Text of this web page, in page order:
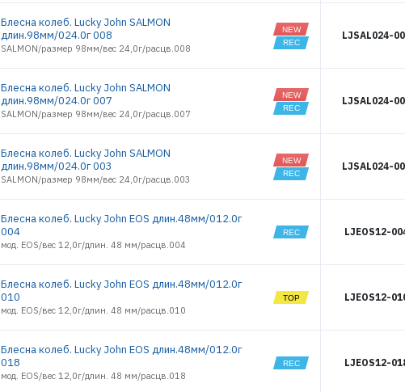
2540
2541
2544
2545
2548
2549
2552
2556
2559
2560
Блесна колеб. Lucky John SALMON
длин.98мм/024.0г 008
SALMON/размер 98мм/вес 24,0г/расцв.008
LJSAL024-
Блесна колеб. Lucky John SALMON
длин.98мм/024.0г 007
SALMON/размер 98мм/вес 24,0г/расцв.007
LJSAL024-
Блесна колеб. Lucky John SALMON
длин.98мм/024.0г 003
SALMON/размер 98мм/вес 24,0г/расцв.003
LJSAL024-
Блесна колеб. Lucky John EOS длин.48мм/012.0г
004
мод. EOS/вес 12,0г/длин. 48 мм/расцв.004
LJEOS12-
Блесна колеб. Lucky John EOS длин.48мм/012.0г
010
мод. EOS/вес 12,0г/длин. 48 мм/расцв.010
LJEOS12-
Блесна колеб. Lucky John EOS длин.48мм/012.0г
018
мод. EOS/вес 12,0г/длин. 48 мм/расцв.018
LJEOS12-